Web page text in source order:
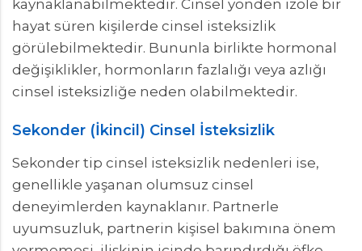
kaynaklanabilmektedir. Cinsel yönden izole bir
hayat süren kişilerde cinsel isteksizlik
görülebilmektedir. Bununla birlikte hormonal
değişiklikler, hormonların fazlalığı veya azlığı
cinsel isteksizliğe neden olabilmektedir.
Sekonder (İkincil) Cinsel İsteksizlik
Sekonder tip cinsel isteksizlik nedenleri ise,
genellikle yaşanan olumsuz cinsel
deneyimlerden kaynaklanır. Partnerle
uyumsuzluk, partnerin kişisel bakımına önem